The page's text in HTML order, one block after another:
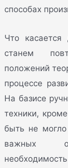
способах
Что
станем
положений
процессе
На базисе
техники,
быть не
важных